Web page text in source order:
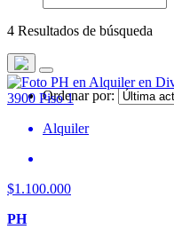
4 Resultados de búsqueda
Ordenar por:
Alquiler
$1.100.000
PH